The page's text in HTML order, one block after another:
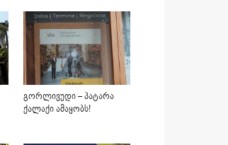
გორლივუდი – პატარა
ქალაქი ამაყობს!